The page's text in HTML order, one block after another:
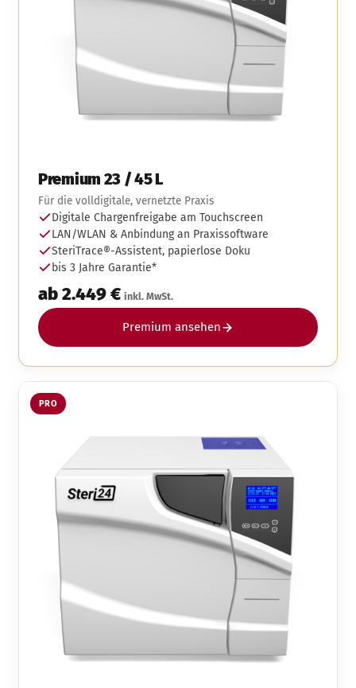
Premium 23 / 45 L
Für die volldigitale, vernetzte Praxis
Digitale Chargenfreigabe am Touchscreen
LAN/WLAN & Anbindung an Praxissoftware
SteriTrace®-Assistent, papierlose Doku
bis 3 Jahre Garantie*
ab 2.449 € inkl. MwSt.
Premium ansehen
PRO